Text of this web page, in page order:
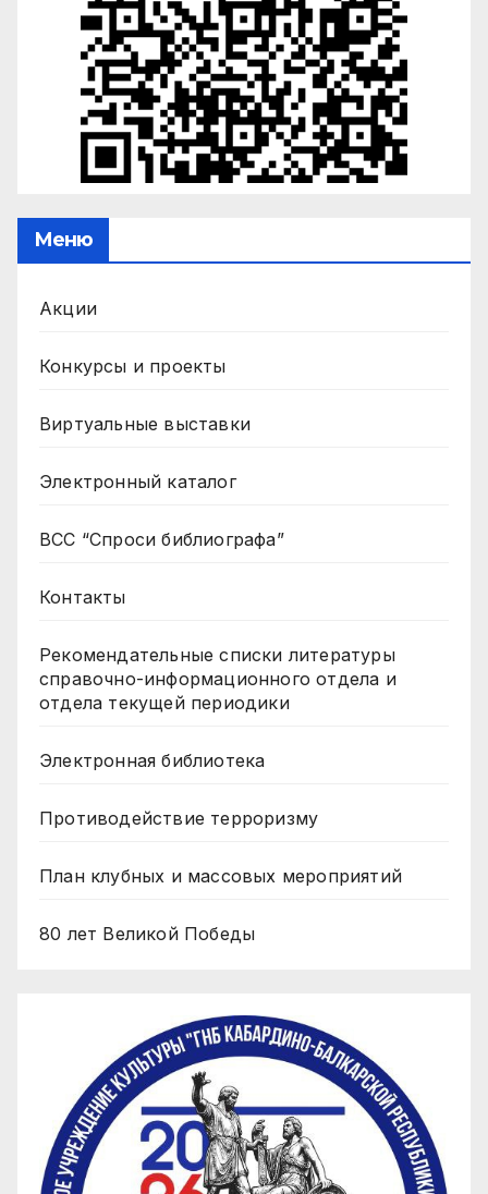
Меню
Акции
Конкурсы и проекты
Виртуальные выставки
Электронный каталог
ВСС “Спроси библиографа”
Контакты
Рекомендательные списки литературы
справочно-информационного отдела и
отдела текущей периодики
Электронная библиотека
Противодействие терроризму
План клубных и массовых мероприятий
80 лет Великой Победы